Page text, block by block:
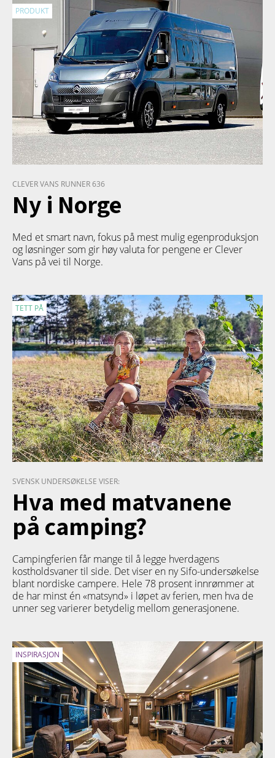
PRODUKT
CLEVER VANS RUNNER 636
Ny i Norge
Med et smart navn, fokus på mest mulig egenproduksjon
og løsninger som gir høy valuta for pengene er Clever
Vans på vei til Norge.
TETT PÅ
SVENSK UNDERSØKELSE VISER:
Hva med matvanene
på camping?
Campingferien får mange til å legge hverdagens
kostholdsvaner til side. Det viser en ny Sifo-undersøkelse
blant nordiske campere. Hele 78 prosent innrømmer at
de har minst én «matsynd» i løpet av ferien, men hva de
unner seg varierer betydelig mellom generasjonene.
INSPIRASJON